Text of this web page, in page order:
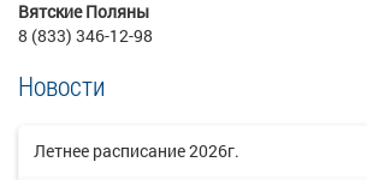
Вятские Поляны
8 (833) 346-12-98
Новости
Летнее расписание 2026г.